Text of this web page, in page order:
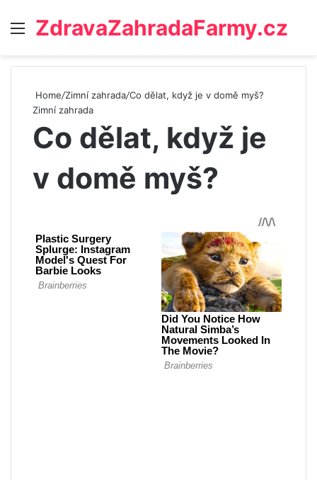
Menu
ZdravaZahradaFarmy.cz
Home/Zimní zahrada/Co dělat, když je v domě myš?
Zimní zahrada
Co dělat, když je
v domě myš?